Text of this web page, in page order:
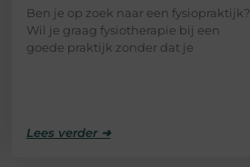
Ben je op zoek naar een fysiopraktijk?
Wil je graag fysiotherapie bij een
goede praktijk zonder dat je
Lees verder ➜